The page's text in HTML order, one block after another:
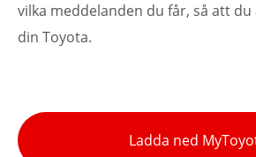
vilka meddelanden du får, så att
din Toyota.
Ladda ned